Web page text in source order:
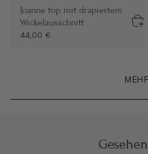
Joanne top mit drapiertem
Wickelausschnitt
44,00 €